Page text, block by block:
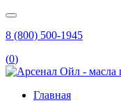
8 (800) 500-1945
(0)
Главная